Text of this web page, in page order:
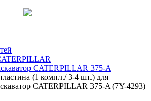
CATERPILLAR 375-A
(1 компл./ 3-4 шт.) для
CATERPILLAR 375-A (7Y-4293)